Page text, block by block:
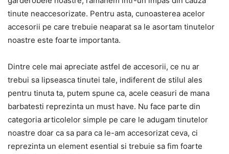
tinute neaccesorizate. Pentru asta, cunoasterea acelor
accesorii pe care trebuie neaparat sa le asortam tinutelor
noastre este foarte importanta.
Dintre cele mai apreciate astfel de accesorii, ce nu ar
trebui sa lipseasca tinutei tale, indiferent de stilul ales
pentru tinuta ta, putem spune ca, acele ceasuri de mana
barbatesti reprezinta un must have. Nu face parte din
categoria articolelor simple pe care le adugam tinutelor
noastre doar ca sa para ca le-am accesorizat ceva, ci
reprezinta un element esential si trebuie sa fim foarte